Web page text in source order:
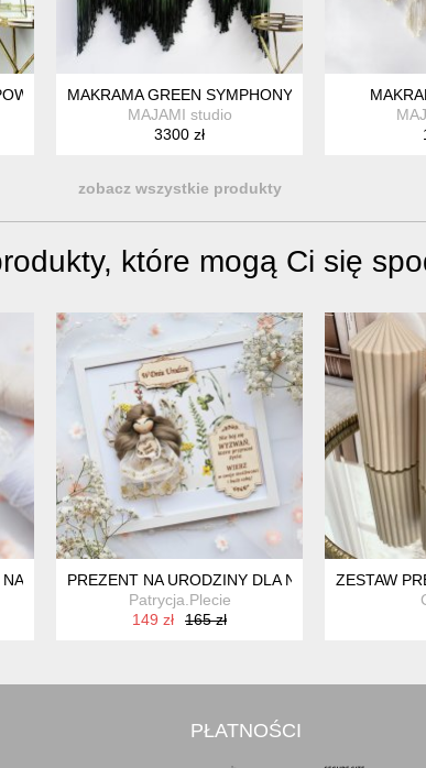
PINK
MAKRAMA GREEN SYMPHONY
MAJAMI studio
3300 zł
zobacz wszystkie produkty
które mogą Ci się
DEKORACJA
PREZENT | ANIOŁEK NA PREZENT
PREZENT NA URODZINY DLA NIEJ - ANIOŁ
Patrycja.Plecie
149 zł
165 zł
ZESTAW
PŁATNOŚCI